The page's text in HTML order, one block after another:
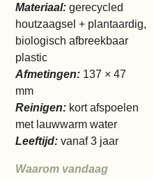
Materiaal: gerecycled
houtzaagsel + plantaardig,
biologisch afbreekbaar
plastic
Afmetingen: 137 × 47
mm
Reinigen: kort afspoelen
met lauwwarm water
Leeftijd: vanaf 3 jaar
Waarom vandaag